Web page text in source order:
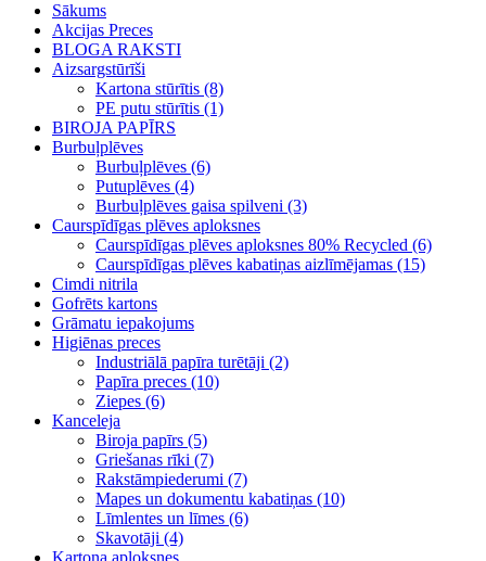
Sākums
Akcijas Preces
BLOGA RAKSTI
Aizsargstūrīši
Kartona stūrītis (8)
PE putu stūrītis (1)
BIROJA PAPĪRS
Burbuļplēves
Burbuļplēves (6)
Putuplēves (4)
Burbuļplēves gaisa spilveni (3)
Caurspīdīgas plēves aploksnes
Caurspīdīgas plēves aploksnes 80% Recycled (6)
Caurspīdīgas plēves kabatiņas aizlīmējamas (15)
Cimdi nitrila
Gofrēts kartons
Grāmatu iepakojums
Higiēnas preces
Industriālā papīra turētāji (2)
Papīra preces (10)
Ziepes (6)
Kanceleja
Biroja papīrs (5)
Griešanas rīki (7)
Rakstāmpiederumi (7)
Mapes un dokumentu kabatiņas (10)
Līmlentes un līmes (6)
Skavotāji (4)